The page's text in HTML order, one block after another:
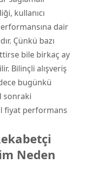
kullanıcı
dair
Çünkü bazı
bile birkaç ay
Bilinçli alışveriş
bugünkü
sonraki
fiyat performans
Neden